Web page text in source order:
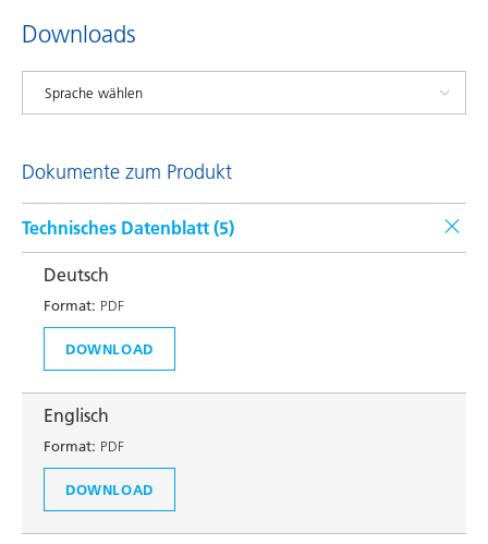
Downloads
Dokumente zum Produkt
Technisches Datenblatt (5)
Deutsch
Format: PDF
DOWNLOAD
Englisch
Format: PDF
DOWNLOAD